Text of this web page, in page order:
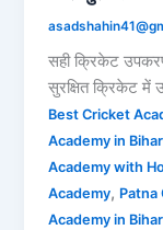
सही क्रिकेट
सुरक्षित क्रिकेट में
Best Cricket
Academy in Bihar
Academy with
Academy, Patna
Academy in Bihar